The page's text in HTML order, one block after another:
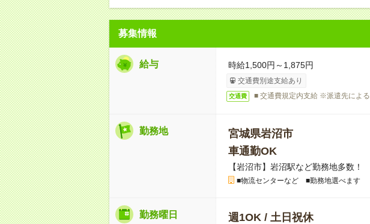
募集情報
給与 時給1,500円～1,875円
交通費別途支給あり
交通費 ■ 交通費規定内支給 ※派遣先による
勤務地
宮城県岩沼市
車通勤OK
【岩沼市】岩沼駅など勤務地多数！
■物流センターなど ■勤務地選べます
勤務曜日 週1OK / 土日祝休